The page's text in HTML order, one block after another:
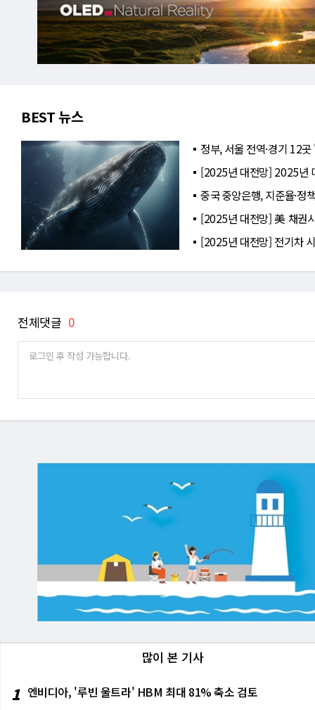
BEST 뉴스
정부, 서울 전역·경기 12
[2025년 대전망] 2025년
중국 중앙은행, 지준율·
[2025년 대전망] 美 채권
[2025년 대전망] 전기차
전체댓글 0
많이 본 기사
1 엔비디아, '루빈 울트라' HBM 최대 81% 축소 검토